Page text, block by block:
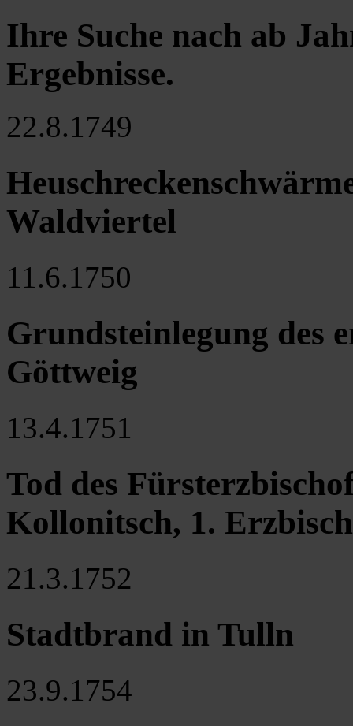
Ihre Suche nach ab
Ergebnisse.
22.8.1749
Waldviertel
11.6.1750
Grundsteinlegung des
Göttweig
13.4.1751
Tod des
Kollonitsch, 1.
21.3.1752
Stadtbrand in Tulln
23.9.1754